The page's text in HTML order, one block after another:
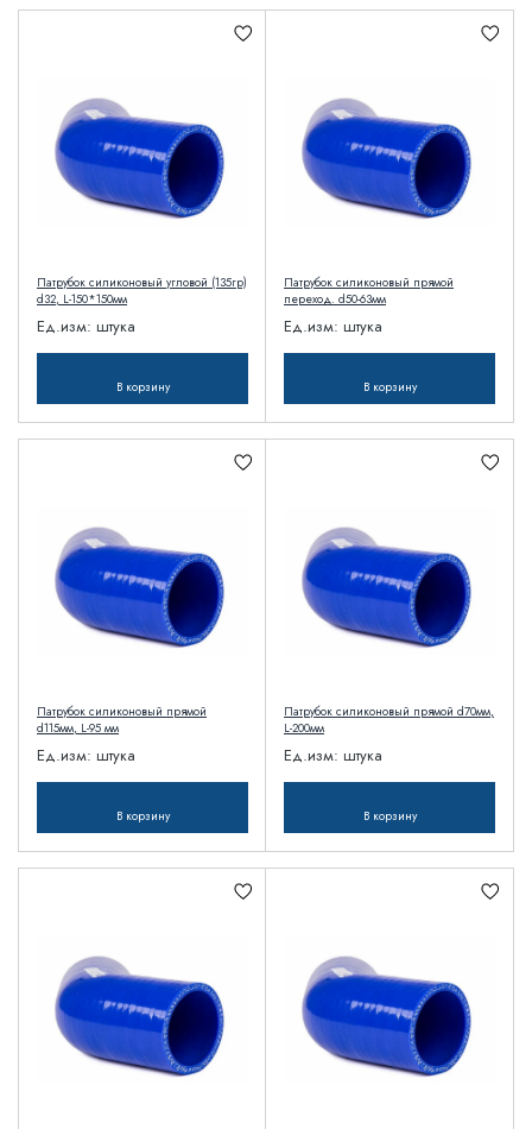
Патрубок силиконовый угловой (135гр)
d32, L-150*150мм
Ед.изм: штука
В корзину
Патрубок силиконовый прямой
переход. d50-63мм
Ед.изм: штука
В корзину
Патрубок силиконовый прямой
d115мм, L-95 мм
Ед.изм: штука
В корзину
Патрубок силиконовый прямой d70мм,
L-200мм
Ед.изм: штука
В корзину